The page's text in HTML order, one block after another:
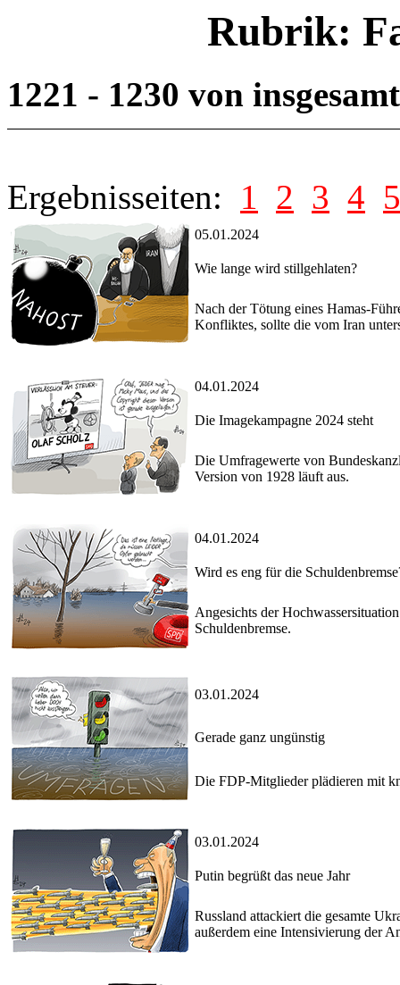
Rubrik:
1221 - 1230 von
Ergebnisseiten: 1 2 3 4 5
05.01.2024
Wie lange wird stillgehlaten?
Nach der Tötung eines Hamas-
Konfliktes, sollte die vom Iran
04.01.2024
Die Imagekampagne 2024 steht
Die Umfragewerte von
Version von 1928 läuft aus.
04.01.2024
Wird es eng für die
Angesichts der
Schuldenbremse.
03.01.2024
Gerade ganz ungünstig
Die FDP-Mitglieder plädieren mit
03.01.2024
Putin begrüßt das neue Jahr
Russland attackiert die gesamte
außerdem eine Intensivierung der